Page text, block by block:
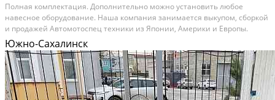
Полная комплектация. Дополнительно можно установить любое
навесное оборудование. Наша компания занимается выкупом, сборкой
и продажей Автомотоспец техники из Японии, Америки и Европы.
Техника поставляется комплектами из города Саппоро в город Северо-
Курильск, и в нашей мастерской делается сборка,...
Южно-Сахалинск